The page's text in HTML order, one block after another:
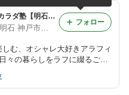
ご機嫌に暮らそう！大人のカラダ塾【明石市 神戸市西区】藤野由美子 腰痛 ヨガ
む、オシャレ大好きアラフィ
々の暮らしをラフに綴るご機
ようにサポート♡
フォロー